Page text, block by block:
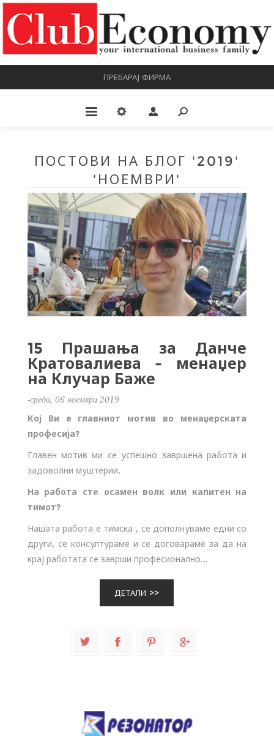
ПРЕБАРАЈ ФИРМА
ПОСТОВИ НА БЛОГ '2019'
'НОЕМВРИ'
15 Прашања за Данче
Кратовалиева - менаџер
на Клучар Баже
-среда, 06 ноември 2019
Кој Ви е главниот мотив во менаџерската
професија?
Главен мотив ми се успешно завршена работа и
задоволни муштерии.
На работа сте осамен волк или капитен на
тимот?
Нашата работа е тимска , се дополнуваме едни со
други, се консултураме и се договараме за да на
крај работата се заврши професионално...
ДЕТАЛИ